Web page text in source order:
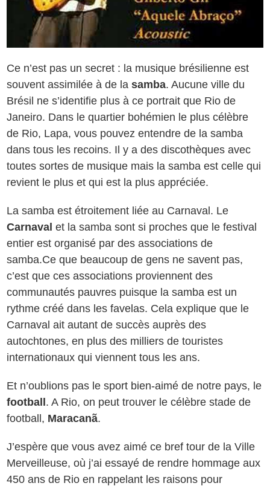
Ce n’est pas un secret : la musique brésilienne est
souvent assimilée à de lasamba. Aucune ville du
Brésil ne s’identifie plus à ce portrait que Rio de
Janeiro. Dans le quartier bohémien le plus célèbre
de Rio, Lapa, vous pouvez entendre de la samba
dans tous les recoins. Il y a des discothèques avec
toutes sortes de musique mais la samba est celle qui
revient le plus et qui est la plus appréciée.
La samba est étroitement liée au Carnaval. Le
Carnaval et la samba sont si proches que le festival
entier est organisé par des associations de
samba.Ce que beaucoup de gens ne savent pas,
c’est que ces associations proviennent des
communautés pauvres puisque la samba est un
rythme créé dans les favelas. Cela explique que le
Carnaval ait autant de succès auprès des
autochtones, en plus des milliers de touristes
internationaux qui viennent tous les ans.
Et n’oublions pas le sport bien-aimé de notre pays, le
football. A Rio, on peut trouver le célèbre stade de
football, Maracanã.
J’espère que vous avez aimé ce bref tour de la Ville
Merveilleuse, où j’ai essayé de rendre hommage aux
450 ans de Rio en rappelant les raisons pour